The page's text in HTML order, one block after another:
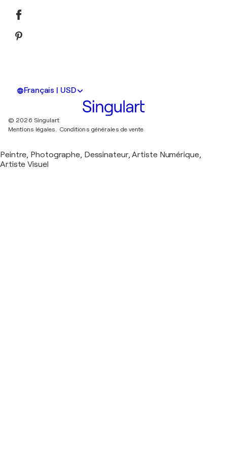
Français | USD
© 2026 Singulart
Mentions légales. Conditions générales de vente
Peintre, Photographe, Dessinateur, Artiste Numérique,
Artiste Visuel